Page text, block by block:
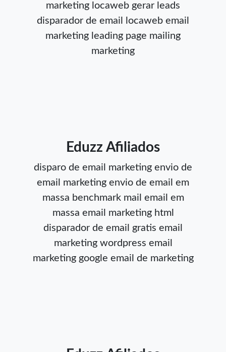
marketing locaweb gerar leads
disparador de email
locaweb email
marketing leading page mailing
marketing
Eduzz Afiliados
disparo de email marketing envio de
email marketing envio de email em
massa benchmark mail email em
massa email marketing html
disparador de email gratis email
marketing wordpress email
marketing google email de marketing